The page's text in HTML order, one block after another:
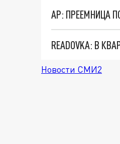
AP: ПРЕЕМНИЦА
READOVKA: В
Новости СМИ2